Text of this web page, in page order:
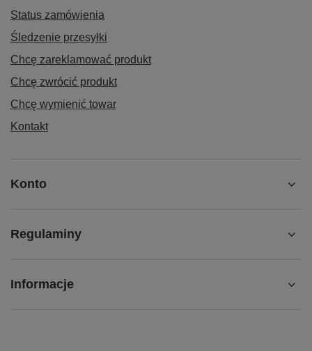
Status zamówienia
Śledzenie przesyłki
Chcę zareklamować produkt
Chcę zwrócić produkt
Chcę wymienić towar
Kontakt
Konto
Regulaminy
Informacje